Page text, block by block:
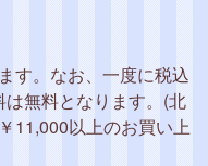
す。なお、一度に税込
無料となります。(北
11,000以上のお買い上